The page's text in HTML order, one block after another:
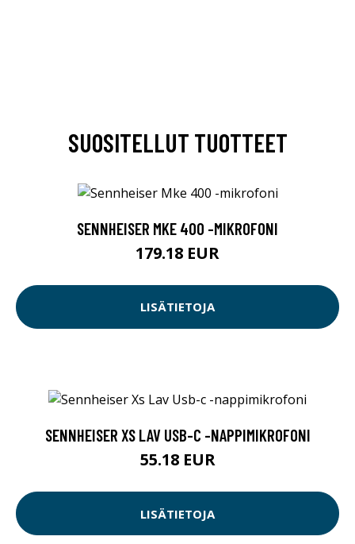
SUOSITELLUT TUOTTEET
SENNHEISER MKE 400 -MIKROFONI
179.18 EUR
LISÄTIETOJA
SENNHEISER XS LAV USB-C -NAPPIMIKROFONI
55.18 EUR
LISÄTIETOJA